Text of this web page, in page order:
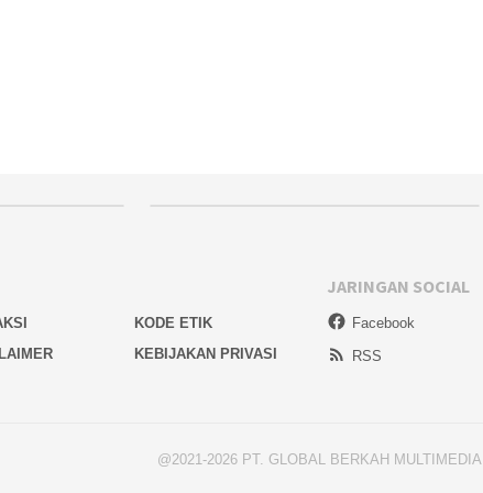
KODE ETIK
KEBIJAKAN PRIVASI
JARINGAN SOCIAL
Facebook
RSS
@2021-2026 PT. GLOBAL BERKAH MULTIMEDIA